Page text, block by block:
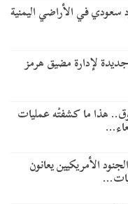
في الأراضي اليمنية
لإدارة مضيق هرمز
هذا ما كشفتْه عمليات
الأمريكيين يعانون